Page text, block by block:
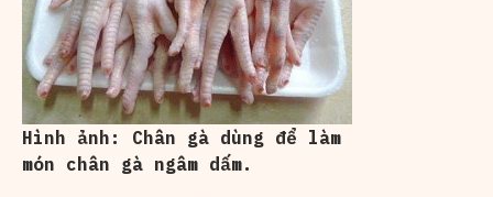
Hình ảnh: Chân gà dùng để làm
món chân gà ngâm dấm.